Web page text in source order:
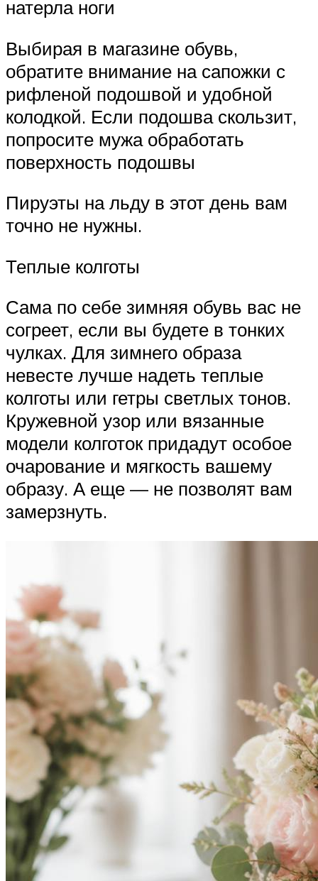
натерла ноги
Выбирая в магазине обувь,
обратите внимание на сапожки с
рифленой подошвой и удобной
колодкой. Если подошва скользит,
попросите мужа обработать
поверхность подошвы
Пируэты на льду в этот день вам
точно не нужны.
Теплые колготы
Сама по себе зимняя обувь вас не
согреет, если вы будете в тонких
чулках. Для зимнего образа
невесте лучше надеть теплые
колготы или гетры светлых тонов.
Кружевной узор или вязанные
модели колготок придадут особое
очарование и мягкость вашему
образу. А еще — не позволят вам
замерзнуть.